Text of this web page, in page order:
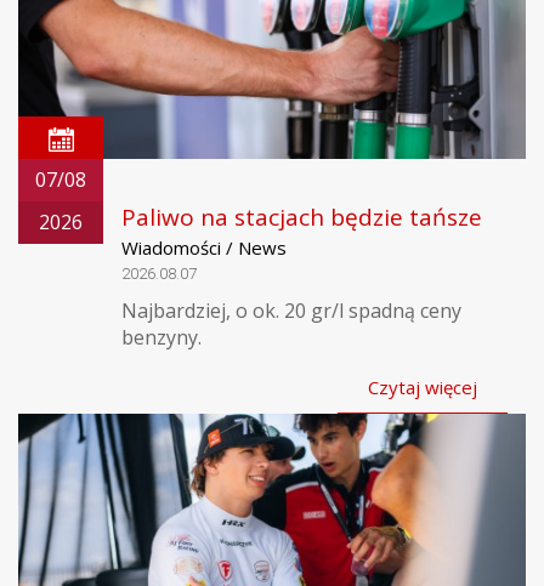
07/08
2026
Paliwo na stacjach będzie tańsze
Wiadomości / News
2026.08.07
Najbardziej, o ok. 20 gr/l spadną ceny
benzyny.
Czytaj więcej